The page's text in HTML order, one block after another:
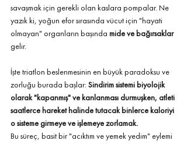
savaşmak için gerekli olan kaslara pompalar. Ne
yazık ki, yoğun efor sırasında vücut için "hayati
olmayan" organların başında mide ve bağırsaklar
gelir.
İşte triatlon beslenmesinin en büyük paradoksu ve
zorluğu burada başlar: Sindirim sistemi biyolojik
olarak "kapanmış" ve kanlanması durmuşken, atleti
saatlerce hareket halinde tutacak binlerce kaloriyi
o sisteme girmeye ve işlemeye zorlamak.
Bu süreç, basit bir "acıktım ve yemek yedim" eylemi